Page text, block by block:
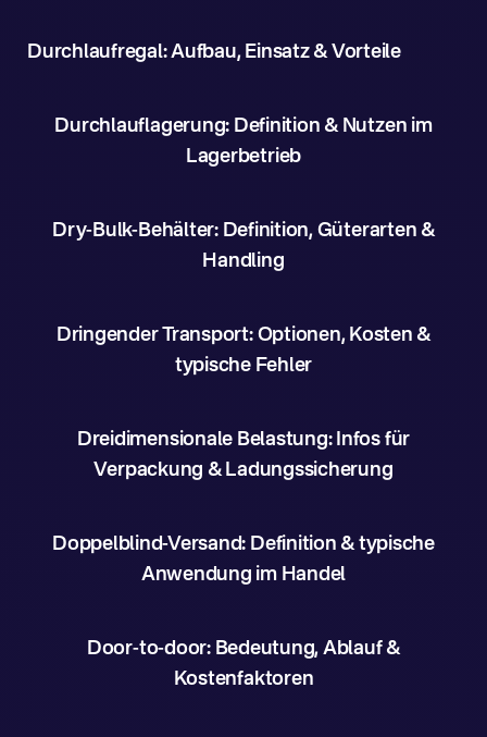
Durchlaufregal: Aufbau, Einsatz & Vorteile
Durchlauflagerung: Definition & Nutzen im
Lagerbetrieb
Dry-Bulk-Behälter: Definition, Güterarten &
Handling
Dringender Transport: Optionen, Kosten &
typische Fehler
Dreidimensionale Belastung: Infos für
Verpackung & Ladungssicherung
Doppelblind-Versand: Definition & typische
Anwendung im Handel
Door-to-door: Bedeutung, Ablauf &
Kostenfaktoren